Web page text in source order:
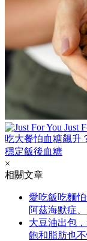
Just
吃大餐怕血糖飆升
穩定飯後血糖
×
相關文章
愛吃飯吃麵
阿茲海默症
大豆油出包
飽和脂肪也